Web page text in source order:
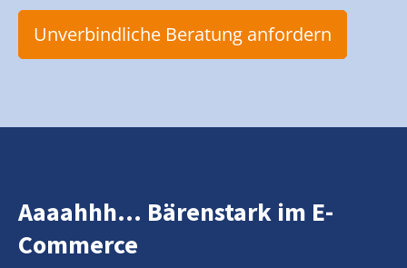
Unverbindliche Beratung anfordern
Aaaahhh... Bärenstark im E-
Commerce